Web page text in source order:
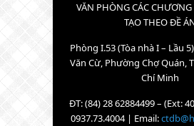
VĂN PHÒNG CÁC
TẠO THEO ĐỀ
Phòng I.53 (Tòa nhà I – Lầu
Văn Cừ, Phường Chợ Quán,
Chí Minh
ĐT: (84) 28 62884499 – (Ext:
0937.73.4004 | Email: